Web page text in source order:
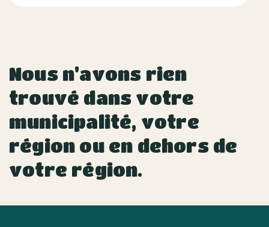
Nous n'avons rien
trouvé dans votre
municipalité, votre
région ou en dehors de
votre région.